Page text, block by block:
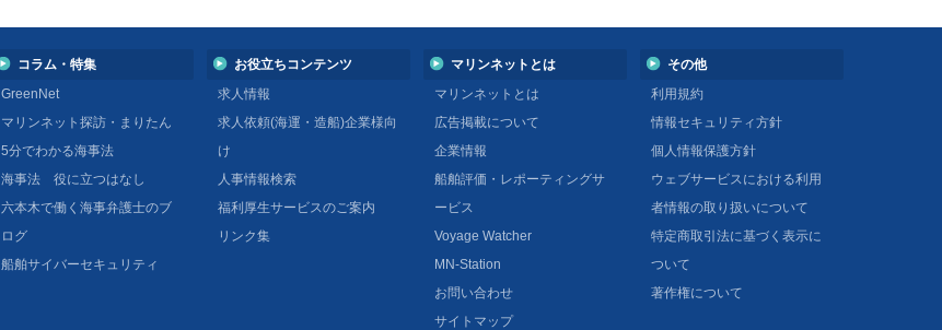
コラム・特集
GreenNet
マリンネット探訪・まりたん
5分でわかる海事法
海事法 役に立つはなし
六本木で働く海事弁護士のブ
ログ
船舶サイバーセキュリティ
お役立ちコンテンツ
求人情報
求人依頼(海運・造船)企業様向
け
人事情報検索
福利厚生サービスのご案内
リンク集
マリンネットとは
マリンネットとは
広告掲載について
企業情報
船舶評価・レポーティングサ
ービス
Voyage Watcher
MN-Station
お問い合わせ
サイトマップ
その他
利用規約
情報セキュリティ方針
個人情報保護方針
ウェブサービスにおける利用
者情報の取り扱いについて
特定商取引法に基づく表示に
ついて
著作権について